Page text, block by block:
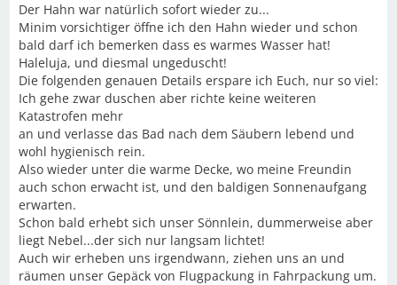
Der Hahn war natürlich sofort wieder zu...
Minim vorsichtiger öffne ich den Hahn wieder und schon
bald darf ich bemerken dass es warmes Wasser hat!
Haleluja, und diesmal ungeduscht!
Die folgenden genauen Details erspare ich Euch, nur so viel:
Ich gehe zwar duschen aber richte keine weiteren
Katastrofen mehr
an und verlasse das Bad nach dem Säubern lebend und
wohl hygienisch rein.
Also wieder unter die warme Decke, wo meine Freundin
auch schon erwacht ist, und den baldigen Sonnenaufgang
erwarten.
Schon bald erhebt sich unser Sönnlein, dummerweise aber
liegt Nebel...der sich nur langsam lichtet!
Auch wir erheben uns irgendwann, ziehen uns an und
räumen unser Gepäck von Flugpackung in Fahrpackung um.